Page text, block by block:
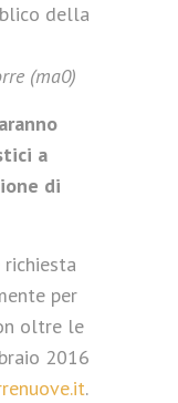
della
(ma0)
a
di
per
oltre le
2016
.